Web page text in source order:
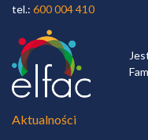
tel.: 600 004 410
Aktualności